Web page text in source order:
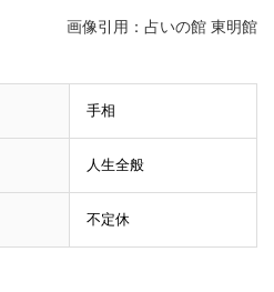
画像引用：占いの館 東明館
手相
人生全般
不定休